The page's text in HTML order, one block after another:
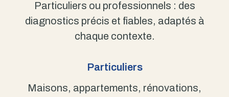
Particuliers ou professionnels : des
diagnostics précis et fiables, adaptés à
chaque contexte.
Particuliers
Maisons, appartements, rénovations,